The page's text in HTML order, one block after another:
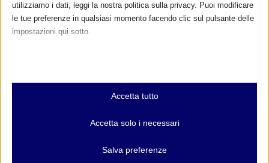
NUMERO VERDE GRATUITO
... oppure inserisci i tuoi dati:
utilizziamo i dati, leggi la nostra politica sulla privacy. Puoi modificare
le tue preferenze in qualsiasi momento facendo clic sul pulsante delle
impostazioni qui sotto.
Essenziali
I cookie e i servizi essenziali abilitano le funzioni di base e sono
e servizi non richiedono il consenso dell'utente secondo il GDPR.
Accetta tutto
Accetta solo i necessari
Salva preferenze